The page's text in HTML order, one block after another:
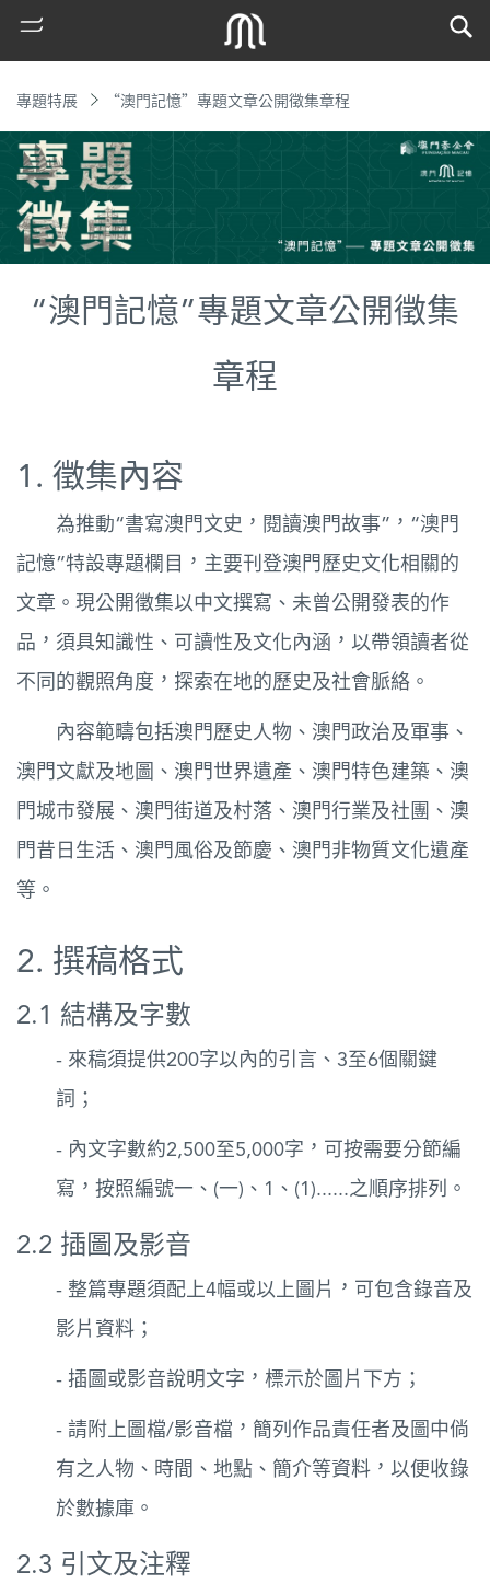
古
媽
閣
寺
廟
教
堂
街
市
專題特展 “澳門記憶”專題文章公開徵集章程
“澳門記憶”專題文章公開徵集
章程
1. 徵集內容
為推動“書寫澳門文史，閱讀澳門故事”，“澳門
記憶”特設專題欄目，主要刊登澳門歷史文化相關的
文章。現公開徵集以中文撰寫、未曾公開發表的作
品，須具知識性、可讀性及文化內涵，以帶領讀者從
不同的觀照角度，探索在地的歷史及社會脈絡。
內容範疇包括澳門歷史人物、澳門政治及軍事、
澳門文獻及地圖、澳門世界遺產、澳門特色建築、澳
門城巿發展、澳門街道及村落、澳門行業及社團、澳
門昔日生活、澳門風俗及節慶、澳門非物質文化遺產
等。
2. 撰稿格式
2.1 結構及字數
- 來稿須提供200字以內的引言、3至6個關鍵
詞；
- 內文字數約2,500至5,000字，可按需要分節編
寫，按照編號一、(一)、1、(1)......之順序排列。
2.2 插圖及影音
- 整篇專題須配上4幅或以上圖片，可包含錄音及
影片資料；
- 插圖或影音說明文字，標示於圖片下方；
- 請附上圖檔/影音檔，簡列作品責任者及圖中倘
有之人物、時間、地點、簡介等資料，以便收錄
於數據庫。
2.3 引文及注釋